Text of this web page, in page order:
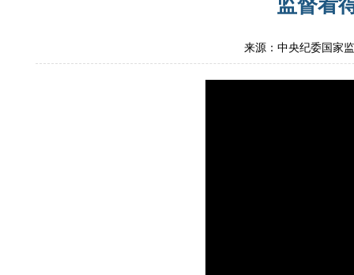
监督看
来源：中央纪委国家